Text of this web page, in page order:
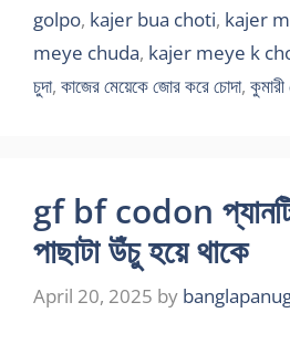
golpo, kajer bua choti, kajer
meye chuda, kajer meye k
চুদা, কাজের মেয়েকে জোর করে চোদা, কুমারী
gf bf codon প্যানটি
পাছাটা উঁচু হয়ে থাকে
April 20, 2025 by